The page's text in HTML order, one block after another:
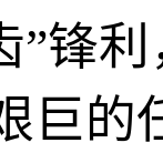
”锋
巨的